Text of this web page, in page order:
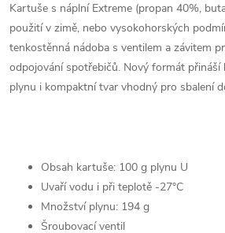
Kartuše s náplní Extreme (propan 40%,
použití v zimě, nebo vysokohorských
tenkostěnná nádoba s ventilem a závitem
odpojování spotřebičů. Nový formát přináší
plynu i kompaktní tvar vhodný pro sbalení
Obsah kartuše: 100 g plynu U
Uvaří vodu i při teplotě -27°C
Množství plynu: 194 g
Šroubovací ventil